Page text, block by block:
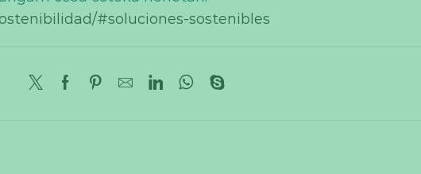
#soluciones-sostenibles